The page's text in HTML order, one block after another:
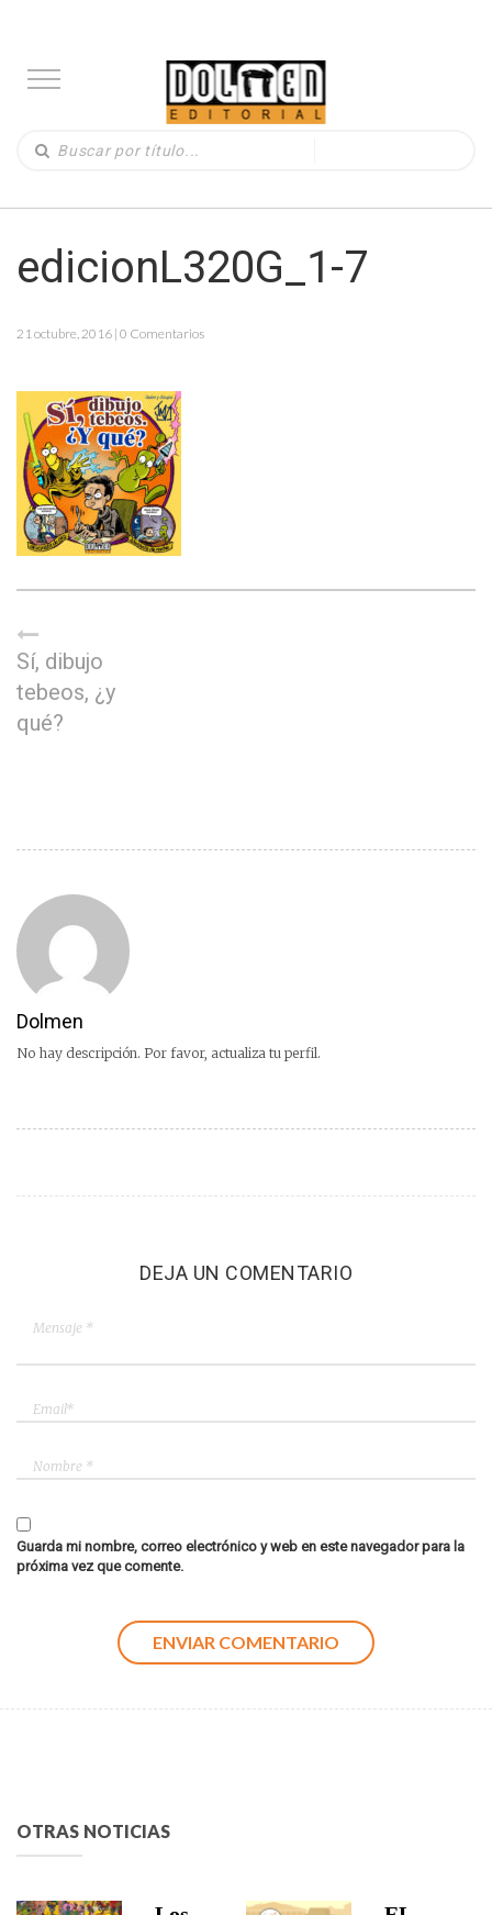
edicionL320G_1-7
21 octubre, 2016 | 0 Comentarios
Sí, dibujo
tebeos, ¿y
qué?
Dolmen
No hay descripción. Por favor, actualiza tu perfil.
DEJA UN COMENTARIO
Guarda mi nombre, correo electrónico y web en este navegador para la
próxima vez que comente.
OTRAS NOTICIAS